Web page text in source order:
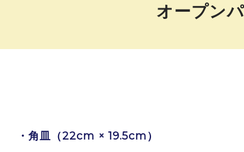
オープン
・角皿（22cm × 19.5cm）